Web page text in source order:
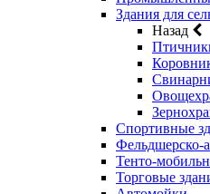
Здания для
Назад
Спортивные
Фельдшерско-
Тенто-
Торговые